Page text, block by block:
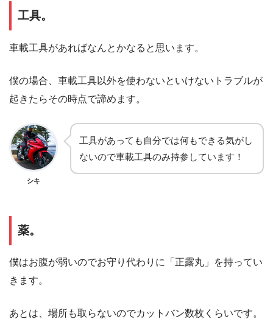
工具。
車載工具があればなんとかなると思います。
僕の場合、車載工具以外を使わないといけないトラブルが
起きたらその時点で諦めます。
シキ
工具があっても自分では何もできる気がし
ないので車載工具のみ持参しています！
薬。
僕はお腹が弱いのでお守り代わりに「正露丸」を持ってい
きます。
あとは、場所も取らないのでカットバン数枚くらいです。